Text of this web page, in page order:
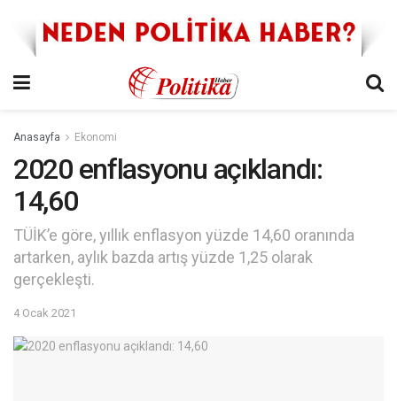
Anasayfa Ekonomi
2020 enflasyonu açıklandı:
14,60
TÜİK’e göre, yıllık enflasyon yüzde 14,60 oranında
artarken, aylık bazda artış yüzde 1,25 olarak
gerçekleşti.
4 Ocak 2021